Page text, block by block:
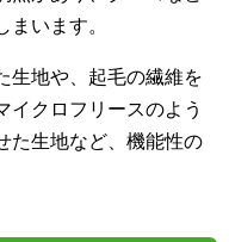
います。
生地や、起毛の繊維を
イクロフリースのよう
た生地など、機能性の